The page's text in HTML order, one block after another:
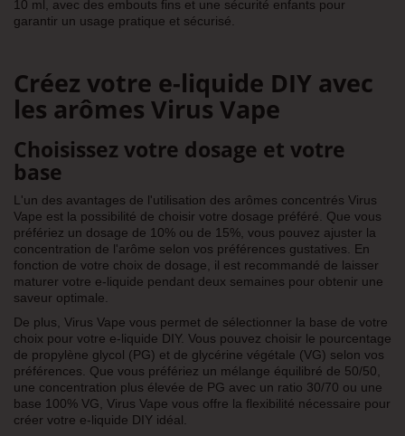
10 ml, avec des embouts fins et une sécurité enfants pour
garantir un usage pratique et sécurisé.
Créez votre e-liquide DIY avec
les arômes Virus Vape
Choisissez votre dosage et votre
base
L'un des avantages de l'utilisation des arômes concentrés Virus
Vape est la possibilité de choisir votre dosage préféré. Que vous
préfériez un dosage de 10% ou de 15%, vous pouvez ajuster la
concentration de l'arôme selon vos préférences gustatives. En
fonction de votre choix de dosage, il est recommandé de laisser
maturer votre e-liquide pendant deux semaines pour obtenir une
saveur optimale.
De plus, Virus Vape vous permet de sélectionner la base de votre
choix pour votre e-liquide DIY. Vous pouvez choisir le pourcentage
de propylène glycol (PG) et de glycérine végétale (VG) selon vos
préférences. Que vous préfériez un mélange équilibré de 50/50,
une concentration plus élevée de PG avec un ratio 30/70 ou une
base 100% VG, Virus Vape vous offre la flexibilité nécessaire pour
créer votre e-liquide DIY idéal.